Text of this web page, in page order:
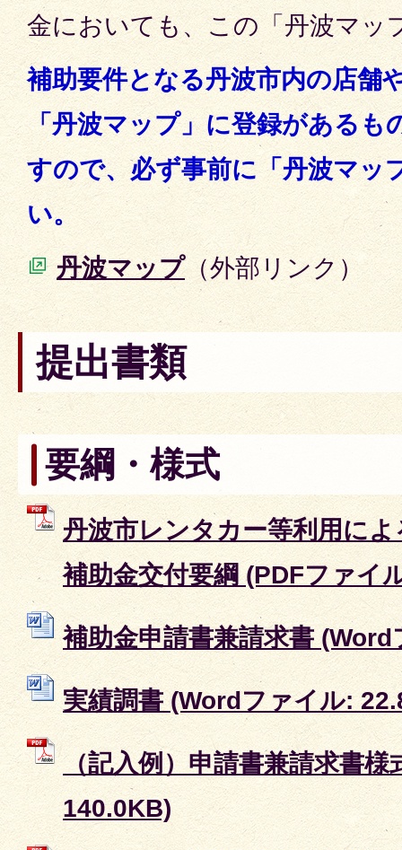
金においても、この「丹波マッ
補助要件となる丹波市内の店舗
「丹波マップ」に登録があるも
すので、必ず事前に「丹波マッ
い。
丹波マップ（外部リンク）
提出書類
要綱・様式
丹波市レンタカー等利用に
補助金交付要綱 (PDFファイ
補助金申請書兼請求書
実績調書 (Wordファイル:
（記入例）申請書兼請求書
140.0KB)